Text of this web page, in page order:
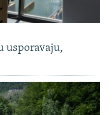
usporavaju,